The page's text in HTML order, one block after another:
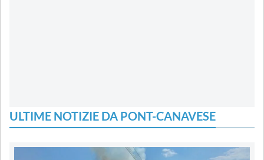
ULTIME NOTIZIE DA PONT-CANAVESE